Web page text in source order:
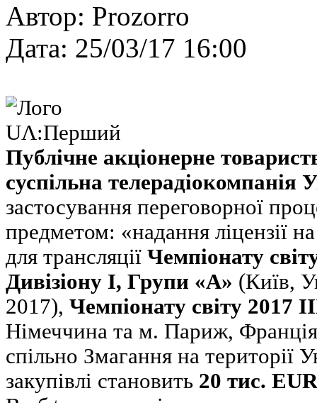
Автор: Prozorro
Дата: 25/03/17 16:00
Публічне акціонерне
суспільна телерадіокомпанія
застосування переговорної
предметом: «надання ліцензії
для трансляції Чемпіонату
Дивізіону І, Групи «А» (Київ,
2017), Чемпіонату світу 2017
Німеччина та м. Париж,
спільно Змагання на території
закупівлі становить 20 тис. EUR